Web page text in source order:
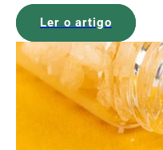
Ler o artigo